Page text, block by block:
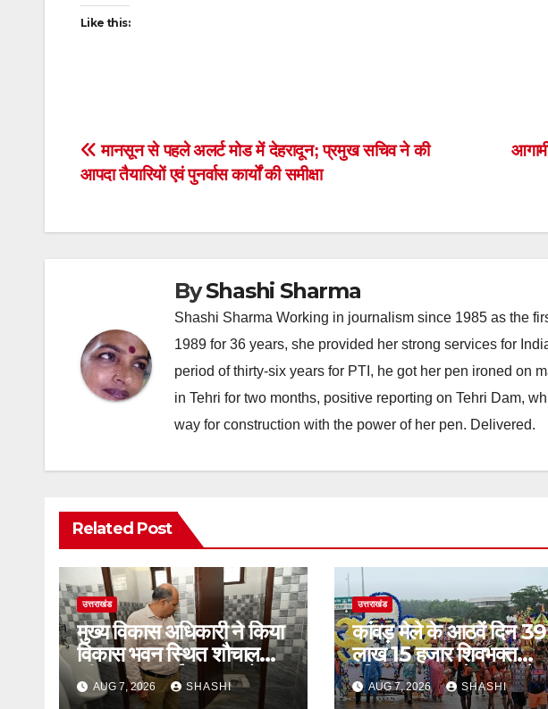
Like this:
Post
navigation
मानसून से पहले अलर्ट मोड में देहरादून; प्रमुख सचिव ने की
आपदा तैयारियों एवं पुनर्वास कार्यों की समीक्षा
ByShashi Sharma
Shashi Sharma Working in journalism since 1985 as the
1989 for 36 years, she provided her strong services for
period of thirty-six years for PTI, he got her pen ironed on
in Tehri for two months, positive reporting on Tehri Dam,
way for construction with the power of her pen. Delivered.
Related Post
उत्तराखंड
मुख्य विकास अधिकारी ने किया
विकास भवन स्थित शौचालयों
की साफ-सफाई व्यवस्थाओं का
निरीक्षण
AUG 7, 2026 SHASHI
उत्तराखंड
कांवड़ मेले के आठवें दिन 39
लाख 15 हजार शिवभक्त
पवित्र गंगाजल लेकर अपने
गंतव्य की ओर हुए रवाना
AUG 7, 2026 SHASHI